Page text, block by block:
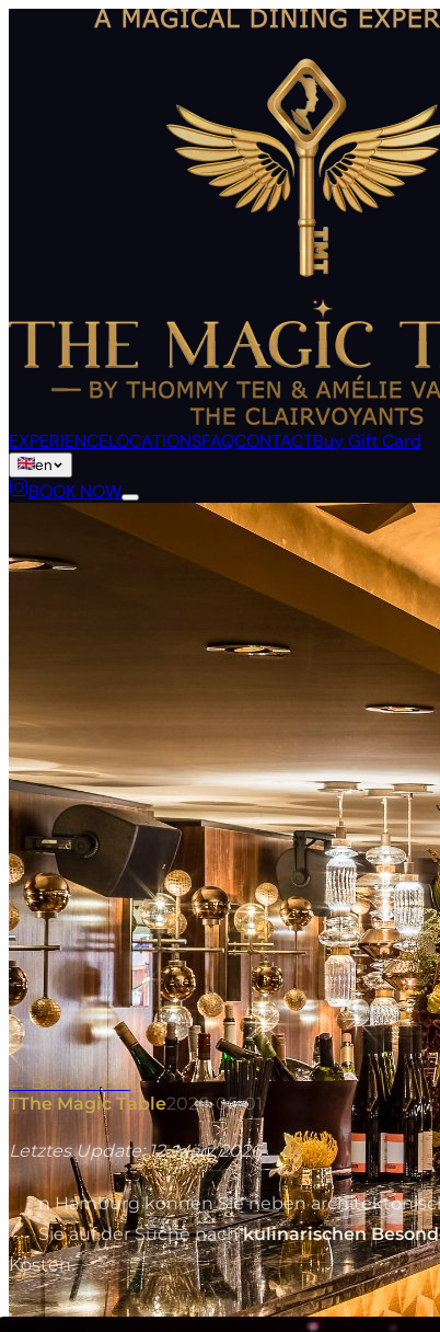
EXPERIENCELOCATIONSFAQCONTACTBuy Gift Card
en
BOOK NOW
Language
zh-hant th nl
←Back to Blog
TThe Magic Table2026-05-01
Letztes Update: 12. März 2026
I n Hamburg können Sie neben
Sie auf der Suche nachkulinarischen
Kosten.